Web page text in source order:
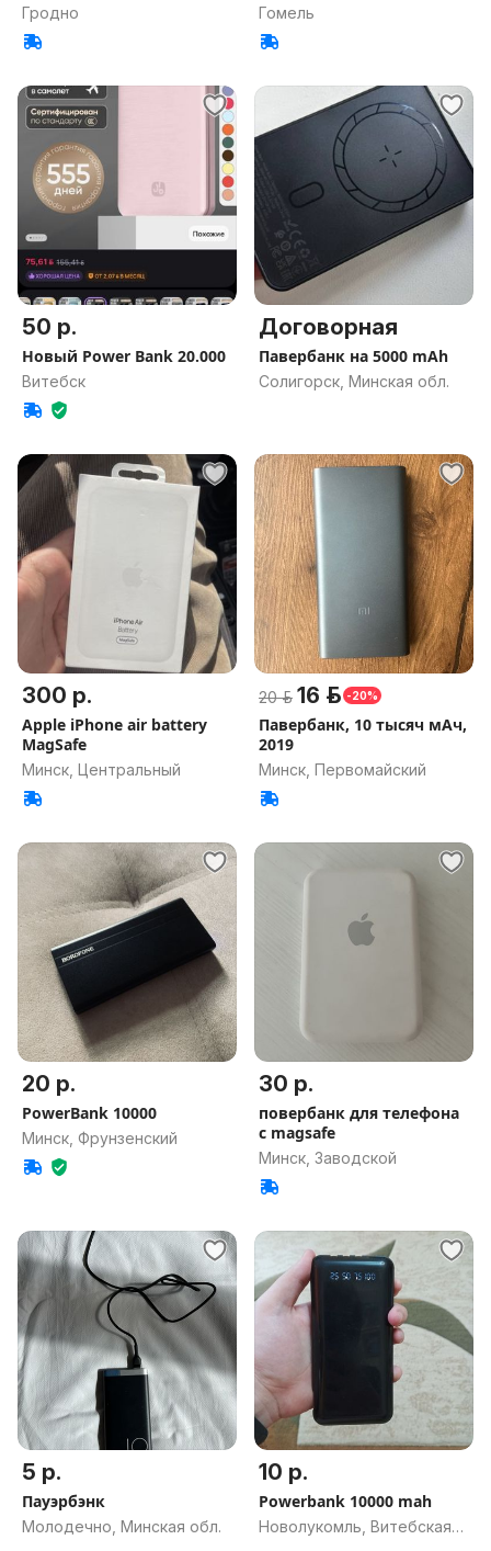
Гродно Гомель
50 р.
Новый Power Bank 20.000
Витебск
Договорная
Павербанк на 5000 mAh
Солигорск, Минская обл.
300 р.
Apple iPhone air battery
MagSafe
Минск, Центральный
20 р. 16 р. -20%
Павербанк, 10 тысяч мАч,
2019
Минск, Первомайский
20 р.
PowerBank 10000
Минск, Фрунзенский
30 р.
повербанк для телефона
с magsafe
Минск, Заводской
5 р.
Пауэрбэнк
Молодечно, Минская обл.
10 р.
Powerbank 10000 mah
Новолукомль, Витебская